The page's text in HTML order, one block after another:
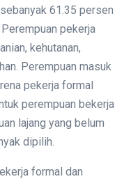
61.35 persen
pekerja
kehutanan,
Perempuan masuk
pekerja formal
perempuan bekerja
lajang yang belum
dipilih.
formal dan